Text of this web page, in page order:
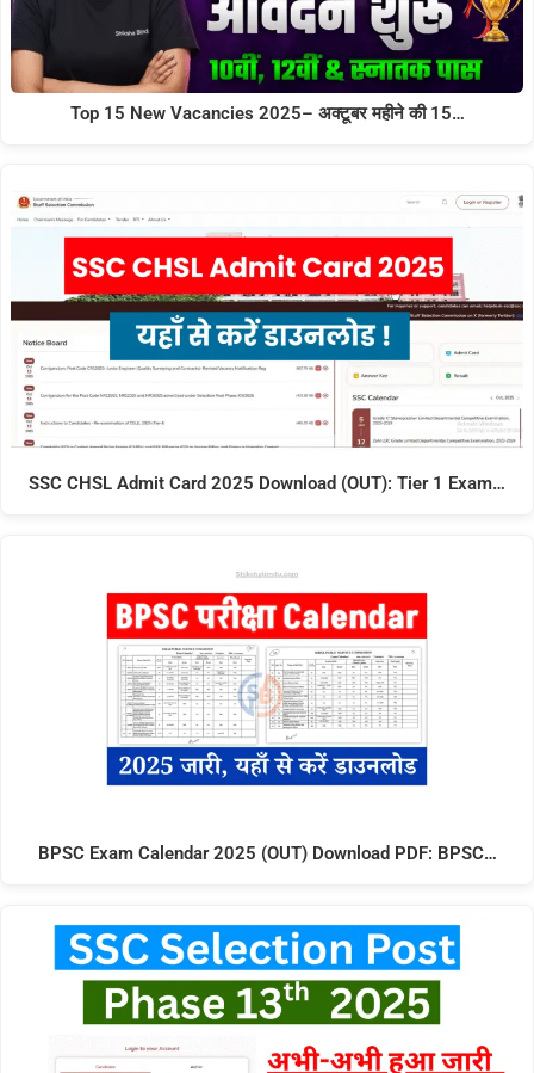
Top 15 New Vacancies 2025– अक्टूबर महीने की 15…
SSC CHSL Admit Card 2025 Download (OUT): Tier 1 Exam…
BPSC Exam Calendar 2025 (OUT) Download PDF: BPSC…